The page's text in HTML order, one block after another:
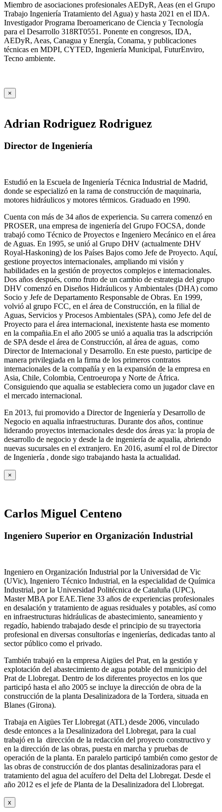
Miembro de asociaciones profesionales AEDyR, Aeas (en el Grupo
Trabajo Ingeniería Tratamiento del Agua) y hasta 2021 en el IDA.
Investigador Programa Iberoamericano de Ciencia y Tecnología
para el Desarrollo 318RT0551. Ponente en congresos, IDA,
AEDyR, Aeas, Canagua y Energía, Conama, y publicaciones
técnicas en MDPI, CYTED, Ingeniería Municipal, FuturEnviro,
Tecno ambiente.
×
Adrian Rodriguez Rodriguez
Director de Ingeniería
Estudió en la Escuela de Ingeniería Técnica Industrial de Madrid,
donde se especializó en la rama de construcción de maquinaria,
motores hidráulicos y motores térmicos. Graduado en 1990.
Cuenta con más de 34 años de experiencia. Su carrera comenzó en
PROSER, una empresa de ingeniería del Grupo FOCSA, donde
trabajó como Técnico de Proyectos e Ingeniero Mecánico en el área
de Aguas. En 1995, se unió al Grupo DHV (actualmente DHV
Royal-Haskoning) de los Países Bajos como Jefe de Proyecto. Aquí,
gestione proyectos internacionales, ampliando mi visión y
habilidades en la gestión de proyectos complejos e internacionales.
Dos años después, como fruto de un cambio de estrategia del grupo
DHV comenzó en Diseños Hidráulicos y Ambientales (DHA) como
Socio y Jefe de Departamento Responsable de Obras. En 1999,
volvió al grupo FCC, en el área de Construcción, en la filial de
Aguas, Servicios y Procesos Ambientales (SPA), como Jefe del de
Proyecto para el área internacional, inexistente hasta ese momento
en la compañia.En el año 2005 se unió a aqualia tras la adscripción
de SPA desde el área de Construcción, al área de aguas, como
Director de Internacional y Desarrollo. En este puesto, participe de
manera privilegiada en la firma de los primeros contratos
internacionales de la compañía y en la expansión de la empresa en
Asia, Chile, Colombia, Centroeuropa y Norte de África.
Consiguiendo que aqualia se estableciera como un jugador clave en
el mercado internacional.
En 2013, fui promovido a Director de Ingeniería y Desarrollo de
Negocio en aqualia infraestructuras. Durante dos años, continue
liderando proyectos internacionales desde dos áreas ya: la propia de
desarrollo de negocio y desde la de ingeniería de aqualia, abriendo
nuevas sucursales en el extranjero. En 2016, asumí el rol de Director
de Ingeniería , donde sigo trabajando hasta la actualidad.
×
Carlos Miguel Centeno
Ingeniero Superior en Organización Industrial
Ingeniero en Organización Industrial por la Universidad de Vic
(UVic), Ingeniero Técnico Industrial, en la especialidad de Química
Industrial, por la Universidad Politécnica de Cataluña (UPC),
Master MBA por EAE.Tiene 33 años de experiencias profesionales
en desalación y tratamiento de aguas residuales y potables, así como
en infraestructuras hidráulicas de abastecimiento, saneamiento y
regadío, habiendo trabajado desde el principio de su trayectoria
profesional en diversas consultorías e ingenierías, dedicadas tanto al
sector público como el privado.
También trabajó en la empresa Aigües del Prat, en la gestión y
explotación del abastecimiento de agua potable del municipio del
Prat de Llobregat. Dentro de los diferentes proyectos en los que
participó hasta el año 2005 se incluye la dirección de obra de la
construcción de la planta Desalinizadora de la Tordera, situada en
Blanes (Girona).
Trabaja en Aigües Ter Llobregat (ATL) desde 2006, vinculado
desde entonces a la Desalinizadora del Llobregat, para la cual
trabajó en la dirección de la redacción del proyecto constructivo y
en la dirección de las obras, puesta en marcha y pruebas de
operación de la planta. En paralelo participó también como gestor de
las obras de construcción de dos plantas desalinizadoras para el
tratamiento del agua del acuífero del Delta del Llobregat. Desde el
año 2012 es el jefe de Planta de la Desalinizadora del Llobregat.
x